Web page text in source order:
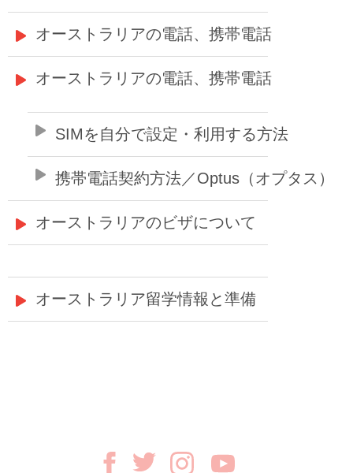
オーストラリアの電話、携帯電話
オーストラリアの電話、携帯電話
SIMを自分で設定・利用する方法
携帯電話契約方法／Optus（オプタス）
オーストラリアのビザについて
オーストラリア留学情報と準備